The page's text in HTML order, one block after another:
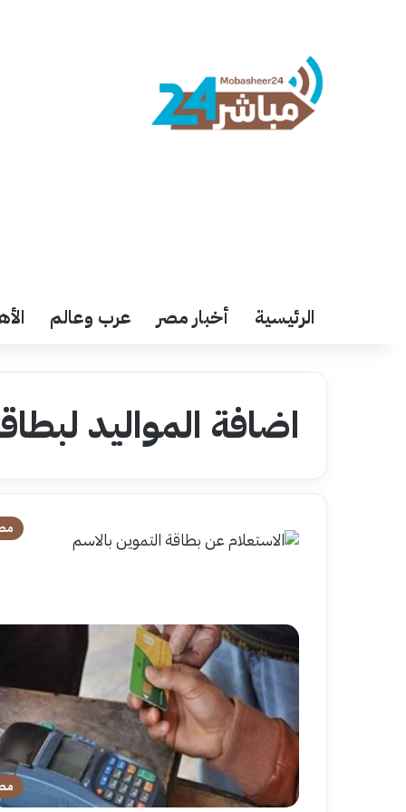
الرئيسية أخبار مصر عرب وعالم
اضافة المواليد